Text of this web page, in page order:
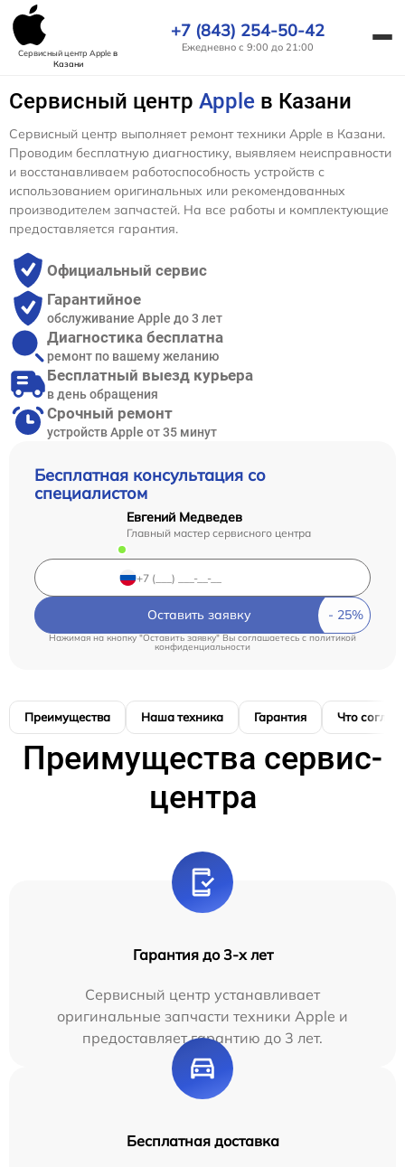
Сервисный центр Appleв
Казани
+7 (843) 254-50-42
Ежедневно с 9:00 до 21:00
Сервисный центр Apple в Казани
Бесплатная консультация со
специалистом
Евгений Медведев
Главный мастер сервисного центра
Оставить заявку
Нажимая на кнопку "Оставить заявку" Вы соглашаетесь cполитикой
конфиденциальности
Сервисный центр выполняет ремонт техники Apple в Казани.
Проводим бесплатную диагностику, выявляем неисправности
и восстанавливаем работоспособность устройств с
использованием оригинальных или рекомендованных
производителем запчастей. На все работы и комплектующие
предоставляется гарантия.
Официальный сервис
Гарантийное
обслуживание Apple до 3 лет
Диагностика бесплатна
ремонт по вашему желанию
Бесплатный выезд курьера
в день обращения
Срочный ремонт
устройств Apple от 35 минут
Преимущества Наша техника Гарантия Что
Преимущества сервис-
центра
Гарантия до 3-х лет
Сервисный центр устанавливает
оригинальные запчасти техники Apple и
предоставляет гарантию до 3 лет.
Бесплатная доставка